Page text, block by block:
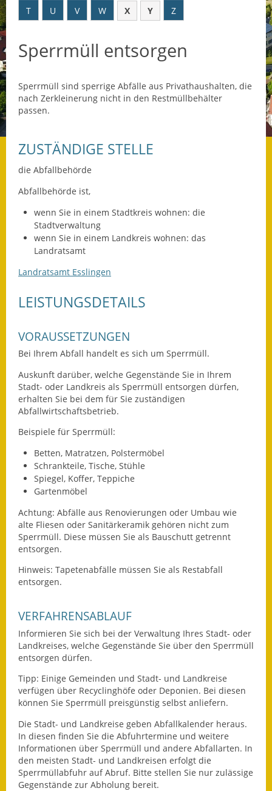
Datenschutz
Datenschutz im
Steueramt
Gebärdensprache
Was die Alten noch
Informationsbroschüre
Infos in Leichter Sprache
Nachhaltigkeitsbericht
Notfallplanung
Straßenbau
Kreisstraße
Umleitungsplan
Ausweichfahrplan
Zahlen und Fakten
Bauhof Notzingen
Beratungsstellen im
Landkreis
Dienstleistungen
T
U V W X Y Z
Sperrmüll entsorgen
Sperrmüll sind sperrige Abfälle aus Privathaushalten, die
nach Zerkleinerung nicht in den Restmüllbehälter
passen.
ZUSTÄNDIGE STELLE
die Abfallbehörde
Abfallbehörde ist,
wenn Sie in einem Stadtkreis wohnen: die
Stadtverwaltung
wenn Sie in einem Landkreis wohnen: das
Landratsamt
Landratsamt Esslingen
LEISTUNGSDETAILS
VORAUSSETZUNGEN
Bei Ihrem Abfall handelt es sich um Sperrmüll.
Auskunft darüber, welche Gegenstände Sie in Ihrem
Stadt- oder Landkreis als Sperrmüll entsorgen dürfen,
erhalten Sie bei dem für Sie zuständigen
Abfallwirtschaftsbetrieb.
Beispiele für Sperrmüll:
Betten, Matratzen, Polstermöbel
Schrankteile, Tische, Stühle
Spiegel, Koffer, Teppiche
Gartenmöbel
Achtung: Abfälle aus Renovierungen oder Umbau wie
alte Fliesen oder Sanitärkeramik gehören nicht zum
Sperrmüll. Diese müssen Sie als Bauschutt getrennt
entsorgen.
Hinweis: Tapetenabfälle müssen Sie als Restabfall
entsorgen.
VERFAHRENSABLAUF
Informieren Sie sich bei der Verwaltung Ihres Stadt- oder
Landkreises, welche Gegenstände Sie über den Sperrmüll
entsorgen dürfen.
Tipp: Einige Gemeinden und Stadt- und Landkreise
verfügen über Recyclinghöfe oder Deponien. Bei diesen
können Sie Sperrmüll preisgünstig selbst anliefern.
Die Stadt- und Landkreise geben Abfallkalender heraus.
In diesen finden Sie die Abfuhrtermine und weitere
Informationen über Sperrmüll und andere Abfallarten. In
den meisten Stadt- und Landkreisen erfolgt die
Sperrmüllabfuhr auf Abruf. Bitte stellen Sie nur zulässige
Gegenstände zur Abholung bereit.